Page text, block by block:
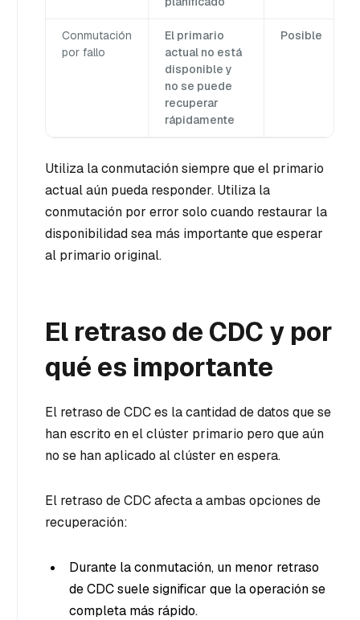
Conmutación
por fallo
El primario
actual no está
disponible y
no se puede
recuperar
rápidamente
Posible
Utiliza la conmutación siempre que el primario
actual aún pueda responder. Utiliza la
conmutación por error solo cuando restaurar la
disponibilidad sea más importante que esperar
al primario original.
El retraso de CDC y por
qué es importante
El retraso de CDC es la cantidad de datos que se
han escrito en el clúster primario pero que aún
no se han aplicado al clúster en espera.
El retraso de CDC afecta a ambas opciones de
recuperación:
Durante la conmutación, un menor retraso
de CDC suele significar que la operación se
completa más rápido.